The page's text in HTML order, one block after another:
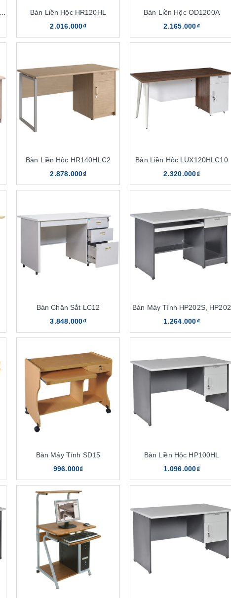
Bàn Liền Hộc HR120HL
2.016.000₫
Bàn Liền Hộc OD1200A
2.165.000₫
Bàn Liền Hộc HR140HLC2
2.878.000₫
Bàn Liền Hộc LUX120HLC10
2.320.000₫
Bàn Chân Sắt LC12
3.848.000₫
Bàn Máy Tính HP202S, HP202
1.264.000₫
Bàn Máy Tính SD15
996.000₫
Bàn Liền Hộc HP100HL
1.096.000₫